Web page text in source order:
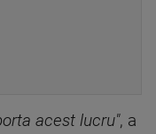
acest lucru", a